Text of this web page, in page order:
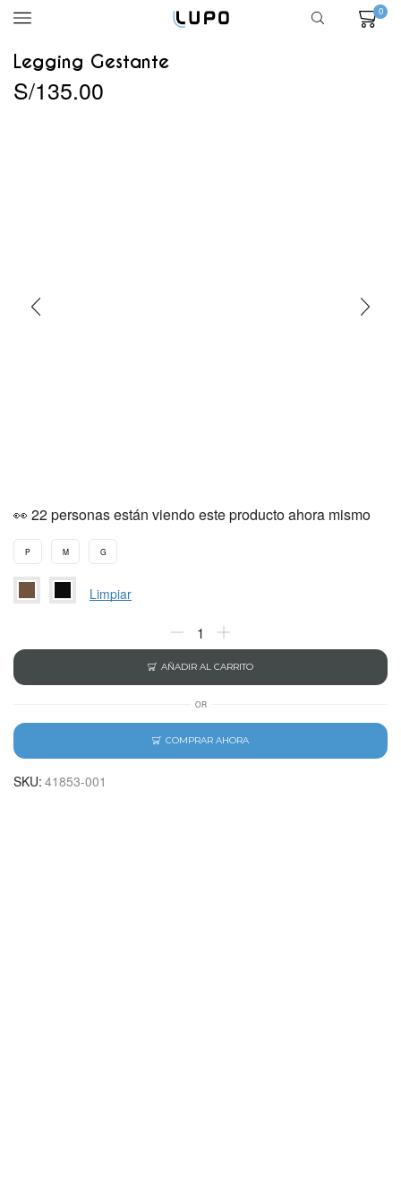
0
Legging Gestante
S/135.00
👀 22 personas están viendo este producto ahora mismo
P M G
Limpiar
AÑADIR AL CARRITO
OR
COMPRAR AHORA
SKU: 41853-001